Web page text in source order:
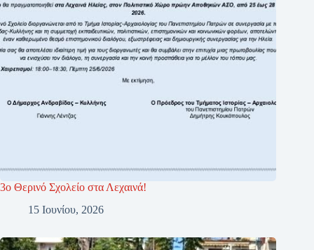
3ο Θερινό Σχολείο στα Λεχαινά!
15 Ιουνίου, 2026